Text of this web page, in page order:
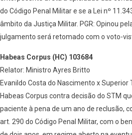
do Código Penal Militar e se a Lei nº
âmbito da Justiça Militar. PGR: Opinou
julgamento será retomado com o voto-
Habeas Corpus (HC) 103684
Relator: Ministro Ayres Britto
Evanildo Costa do Nascimento x Superior
Habeas Corpus contra decisão do STM
paciente à pena de um ano de reclusão,
art. 290 do Código Penal Militar, com o